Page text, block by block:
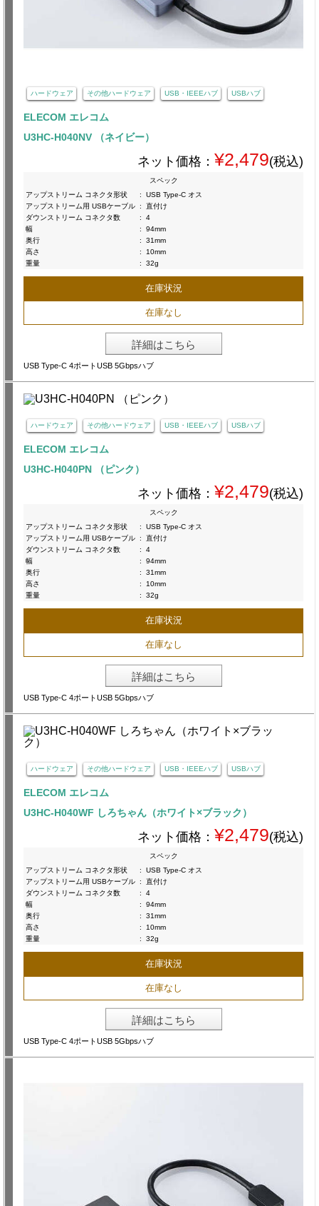
ハードウェア その他ハードウェア USB・IEEEハブ USBハブ
ELECOM エレコム
U3HC-H040NV （ネイビー）
ネット価格： ¥2,479(税込)
スペック
アップストリーム コネクタ形状
:
USB Type-C オス
アップストリーム用 USBケーブル :
直付け
ダウンストリーム コネクタ数
:
4
幅
:
94mm
奥行
:
31mm
高さ
:
10mm
重量
: 32g
在庫状況
在庫なし
詳細はこちら
USB Type-C 4ポートUSB 5Gbpsハブ
ハードウェア その他ハードウェア USB・IEEEハブ USBハブ
ELECOM エレコム
U3HC-H040PN （ピンク）
ネット価格： ¥2,479(税込)
スペック
アップストリーム コネクタ形状
:
USB Type-C オス
アップストリーム用 USBケーブル :
直付け
ダウンストリーム コネクタ数
:
4
幅
:
94mm
奥行
:
31mm
高さ
:
10mm
重量
: 32g
在庫状況
在庫なし
詳細はこちら
USB Type-C 4ポートUSB 5Gbpsハブ
ハードウェア その他ハードウェア USB・IEEEハブ USBハブ
ELECOM エレコム
U3HC-H040WF しろちゃん（ホワイト×ブラック）
ネット価格： ¥2,479(税込)
スペック
アップストリーム コネクタ形状
:
USB Type-C オス
アップストリーム用 USBケーブル :
直付け
ダウンストリーム コネクタ数
:
4
幅
:
94mm
奥行
:
31mm
高さ
:
10mm
重量
: 32g
在庫状況
在庫なし
詳細はこちら
USB Type-C 4ポートUSB 5Gbpsハブ